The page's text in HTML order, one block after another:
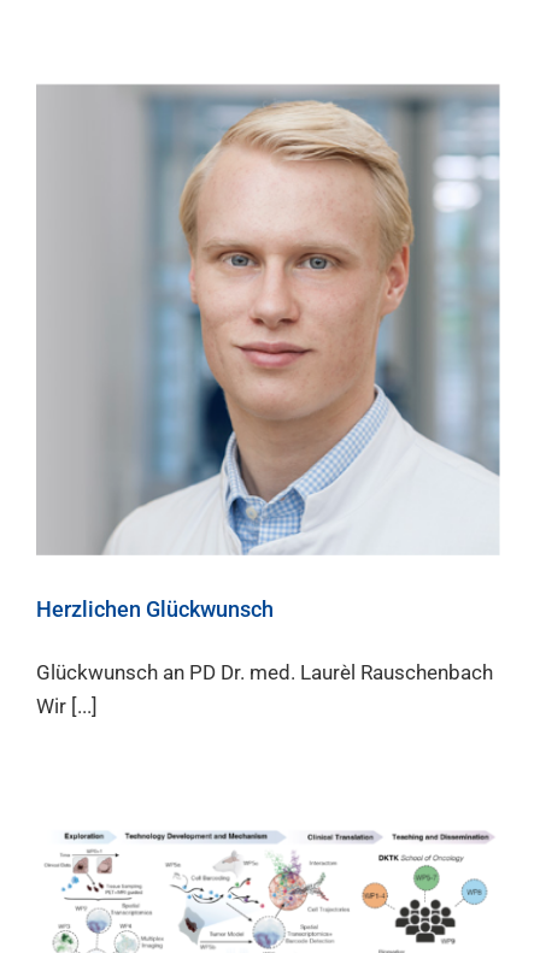
Herzlichen Glückwunsch
Glückwunsch an PD Dr. med. Laurèl Rauschenbach
Wir [...]